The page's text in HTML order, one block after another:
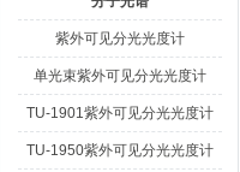
紫外可见分光光度计
单光束紫外可见分光光度计
TU-1901紫外可见分光光度计
TU-1950紫外可见分光光度计